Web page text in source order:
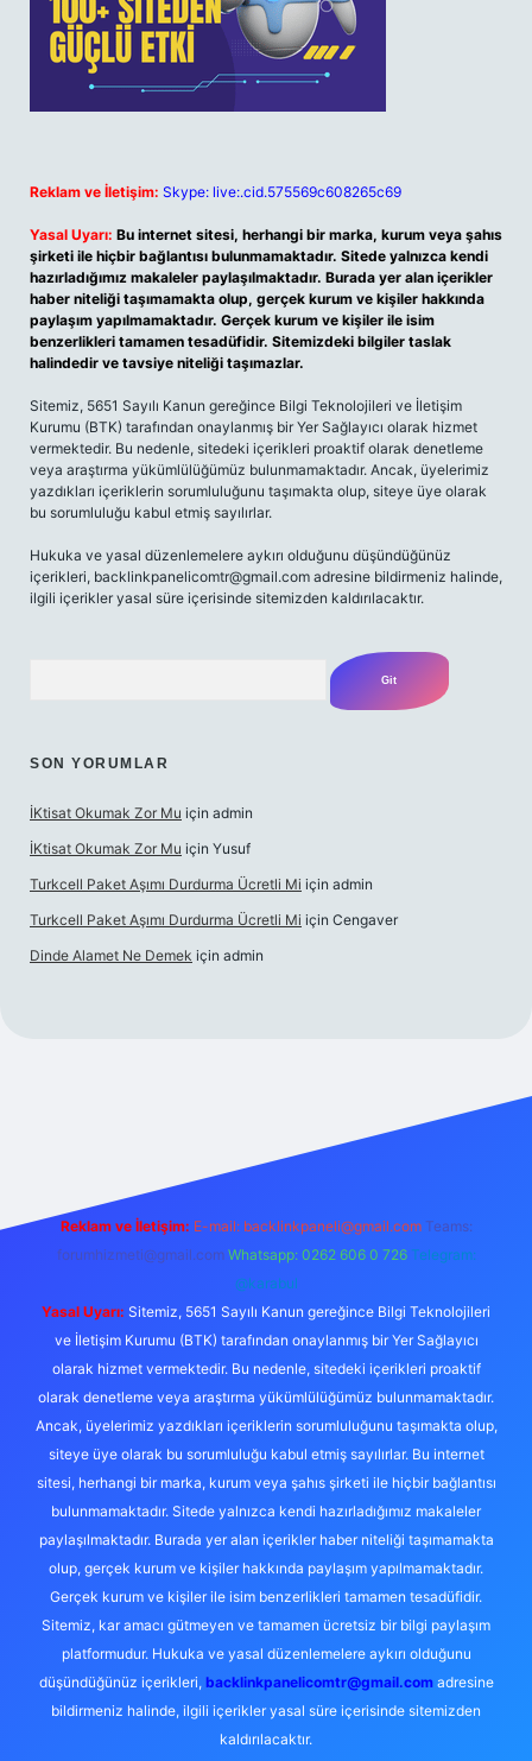
Reklam ve İletişim: Skype: live:.cid.575569c608265c69
Yasal Uyarı: Bu internet sitesi, herhangi bir marka, kurum veya şahıs
şirketi ile hiçbir bağlantısı bulunmamaktadır. Sitede yalnızca kendi
hazırladığımız makaleler paylaşılmaktadır. Burada yer alan içerikler
haber niteliği taşımamakta olup, gerçek kurum ve kişiler hakkında
paylaşım yapılmamaktadır. Gerçek kurum ve kişiler ile isim
benzerlikleri tamamen tesadüfidir. Sitemizdeki bilgiler taslak
halindedir ve tavsiye niteliği taşımazlar.
Sitemiz, 5651 Sayılı Kanun gereğince Bilgi Teknolojileri ve İletişim
Kurumu (BTK) tarafından onaylanmış bir Yer Sağlayıcı olarak hizmet
vermektedir. Bu nedenle, sitedeki içerikleri proaktif olarak denetleme
veya araştırma yükümlülüğümüz bulunmamaktadır. Ancak, üyelerimiz
yazdıkları içeriklerin sorumluluğunu taşımakta olup, siteye üye olarak
bu sorumluluğu kabul etmiş sayılırlar.
Hukuka ve yasal düzenlemelere aykırı olduğunu düşündüğünüz
içerikleri, backlinkpanelicomtr@gmail.com adresine bildirmeniz halinde,
ilgili içerikler yasal süre içerisinde sitemizden kaldırılacaktır.
SON YORUMLAR
İKtisat Okumak Zor Mu için admin
İKtisat Okumak Zor Mu için Yusuf
Turkcell Paket Aşımı Durdurma Ücretli Mi için admin
Turkcell Paket Aşımı Durdurma Ücretli Mi için Cengaver
Dinde Alamet Ne Demek için admin
Reklam ve İletişim: E-mail: backlinkpaneli@gmail.com Teams:
forumhizmeti@gmail.com Whatsapp: 0262 606 0 726 Telegram:
@karabul
Yasal Uyarı: Sitemiz, 5651 Sayılı Kanun gereğince Bilgi Teknolojileri
ve İletişim Kurumu (BTK) tarafından onaylanmış bir Yer Sağlayıcı
olarak hizmet vermektedir. Bu nedenle, sitedeki içerikleri proaktif
olarak denetleme veya araştırma yükümlülüğümüz bulunmamaktadır.
Ancak, üyelerimiz yazdıkları içeriklerin sorumluluğunu taşımakta olup,
siteye üye olarak bu sorumluluğu kabul etmiş sayılırlar. Bu internet
sitesi, herhangi bir marka, kurum veya şahıs şirketi ile hiçbir bağlantısı
bulunmamaktadır. Sitede yalnızca kendi hazırladığımız makaleler
paylaşılmaktadır. Burada yer alan içerikler haber niteliği taşımamakta
olup, gerçek kurum ve kişiler hakkında paylaşım yapılmamaktadır.
Gerçek kurum ve kişiler ile isim benzerlikleri tamamen tesadüfidir.
Sitemiz, kar amacı gütmeyen ve tamamen ücretsiz bir bilgi paylaşım
platformudur. Hukuka ve yasal düzenlemelere aykırı olduğunu
düşündüğünüz içerikleri, backlinkpanelicomtr@gmail.comadresine
bildirmeniz halinde, ilgili içerikler yasal süre içerisinde sitemizden
kaldırılacaktır.